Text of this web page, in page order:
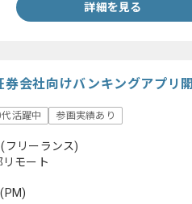
詳細を見る
券会社向けバンキングアプリ
代活躍中 参画実績あり
(フリーランス)
モート